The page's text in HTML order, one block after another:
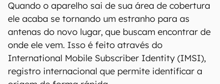
seja ativado no Brasil devido à proporção
continental que o país tem. A maioria das
operadoras, no entanto, não costumam cobrar
por roaming nacional.